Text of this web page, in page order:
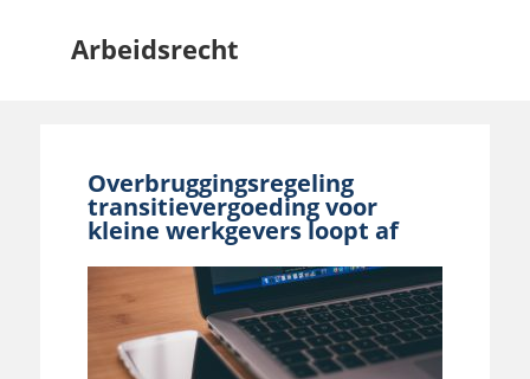
Arbeidsrecht
Overbruggingsregeling
transitievergoeding voor
kleine werkgevers loopt af